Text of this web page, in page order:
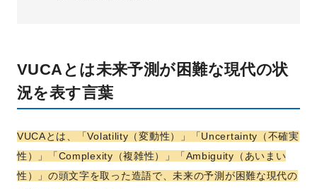
VUCAとは未来予測が困難な現代の状
況を表す言葉
VUCAとは、「Volatility（変動性）」「Uncertainty（不確実
性）」「Complexity（複雑性）」「Ambiguity（あいまい
性）」の頭文字を取った造語で、未来の予測が困難な現代の